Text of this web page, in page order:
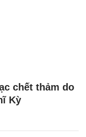
chết thảm do
Kỳ